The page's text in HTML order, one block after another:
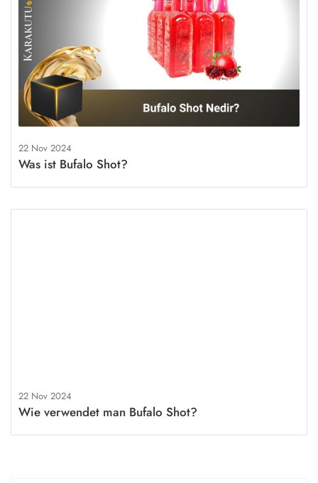
22 Nov 2024
Was ist Bufalo Shot?
22 Nov 2024
Wie verwendet man Bufalo Shot?